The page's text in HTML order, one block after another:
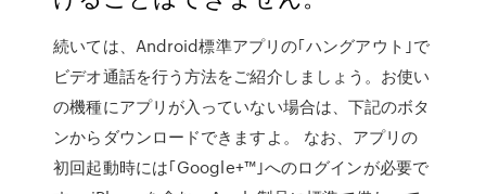
続いては、Android標準アプリの｢ハングアウト｣で
ビデオ通話を行う方法をご紹介しましょう。お使い
の機種にアプリが入っていない場合は、下記のボタ
ンからダウンロードできますよ。 なお、アプリの
初回起動時には｢Google+™｣へのログインが必要で